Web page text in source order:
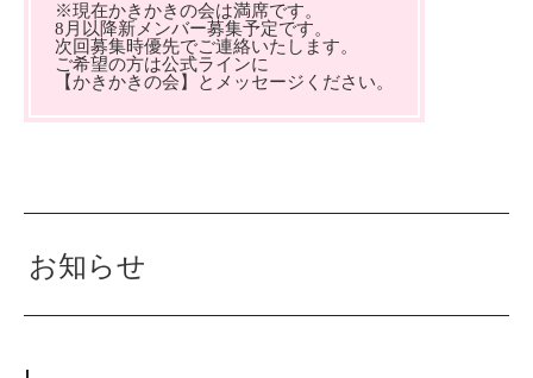
※現在かきかきの会は満席です。
8月以降新メンバー募集予定です。
次回募集時優先でご連絡いたします。
ご希望の方は公式ラインに
【かきかきの会】とメッセージください。
お知らせ